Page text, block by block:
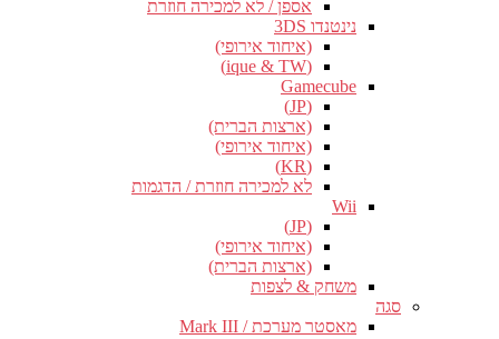
אספן / לא למכירה חוזרת
נינטנדו 3DS
(איחוד אירופי)
(ique & TW)
Gamecube
(JP)
(ארצות הברית)
(איחוד אירופי)
(KR)
לא למכירה חוזרת / הדגמות
Wii
(JP)
(איחוד אירופי)
(ארצות הברית)
משחק & לצפות
סגה
מאסטר מערכת / Mark III